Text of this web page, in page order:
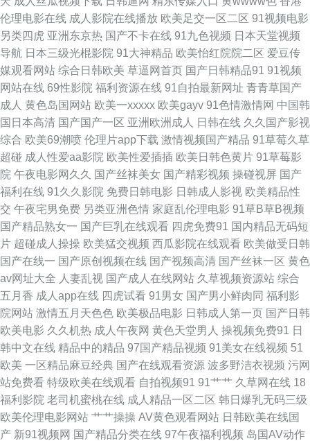
精品在这里 俺去也综合网 超碰91人人 午夜AV电影福利 日韩综合 东方影库
av 超碰人人操人人摸 变态另类AV在线 人人插91 影音先锋男人站 91视频观
看# 人人妻人人操91 91超碰在线长腿 日美黄色网 欧美18区 黄色天堂网 黑丝
巨乳极品 91五月天超碰 白洁福利视频 91青青操网站 国产专区 变态另类第
12页 亚洲特黄 久久97视屏 91国产微拍 大香蕉大香蕉在线 日韩福利网址导
航 黄色片网站 久草手机在线视频 大香蕉色 久久情爱网 97超碰成人网站 AV
影音资源站 无码理论影院 欧美亚综合网 狠狠干快播 黄色成人AV网 91n线免
费观看 av在线撸撸 日本情色2区3区 激情试看三级 久久资源网站无码 91大
神黑丝在线 超碰九九 操碰日韩 欧美老妇性交 欧美三级免费电影 久久性欲网
亚洲色图欧洲 一本道操逼网 俺去射丁香 91大师 蜜桃精品一二区 另类成人专
区 91色se 97精频 aa殴美 伊人久久网站 性爱综合区 玖玖玖玖色 午夜无码福
利影院 91tv视频链接 免费人人妻导航 在线老性爱乱 国产HD天美传媒 丁香
五月综合网 韩国av永久无码 91香蕉小视频 人人槽人人 97国产在线观看 九
伦理电影在线 成人影院在线播放 欧美足交一区二区 91视频电影
另类四虎 亚洲东京热 国产不卡在线 91九色视频 日本天堂视频
导航 日本三级光棍影院 91大神精品 欧美怡红院院二区 爱豆传
媒观看网站 综合日韩欧美 草逼网首页 国产日韩精品91 91视频
网站在线 69性影院 福利资源在线 91自拍最新网址 青青草国产
成人 黄色岛国网站 欧美一xxxxx 欧美gayv 91色情激情网 中国韩
国日本高清 国产国产一区 亚洲欧洲成人 日韩在线 久久国产影视
综合 欧美69潮喷 伦理片app下载 激情视频国产精品 91草莓久草
超碰 成人性爱aa影院 欧美性爱插插 欧美日韩色黄片 91草莓影
院 午夜电影网久久 国产丝袜美女 国产精彩视频 操碰视屏 国产
福利在线 91久久影院 免费日韩电影 日韩成人影视 欧美精品性
交 午夜宅男免费 另类亚洲色情 家庭乱伦理电影 91草B草B视频
国产精品熟女一 国产巨乳在线观看 四虎免费91 国内精品无码短
片 超碰成人操操 欧美猛交视频 西瓜影院在线观看 欧美做受日韩
国产在线一 国产原创视频在线 国产视频高清 国产丝袜一区 黄色
av网址大全 人妻乱视 国产成人在线网站 久草视频资源站 综合
五月香 成人app在线 四虎试看 91男女 国产男小鲜肉同 福利影
院网站 激情五月天色色 欧美极品电影 日韩成人第一页 国产日韩
欧美电影 久久机热 成人午夜网 黄色天堂男人 操视频免费91 日
韩中文在线 精品中的精品 97国产精品视频 91美女在线视频 51
欧美 一区精品麻豆经典 国产在线观看资源 波多野洁衣视频 污网
站免费看 特级欧美在线观看 自拍视频91 91艹艹 久草网在线 18
福利影院 老司机蜜桃在线 成人精品一区二区 韩日爆乳无码三级
欧美伦理电影网站 艹艹操操 AV黄色观看网站 日韩欧美在线国
产 新91视频网 国产精品分类在线 97午夜福利视频 岛国AV动作